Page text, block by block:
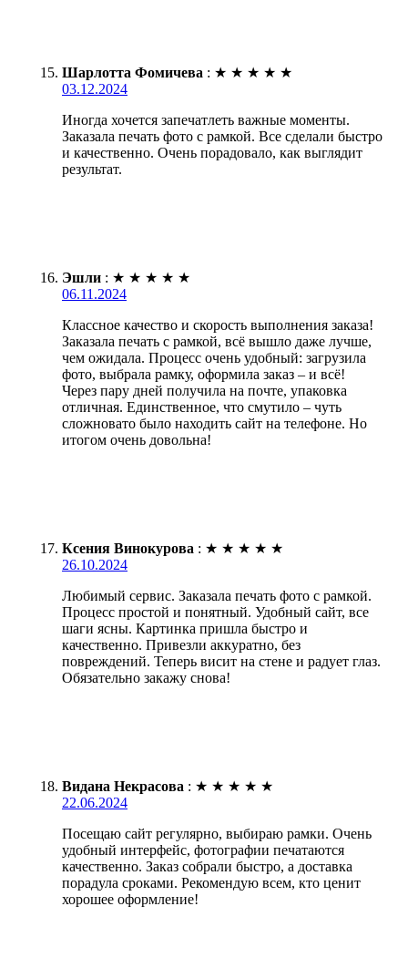
Шарлотта Фомичева : ★ ★ ★ ★ ★
03.12.2024
Иногда хочется запечатлеть важные моменты.
Заказала печать фото с рамкой. Все сделали быстро
и качественно. Очень порадовало, как выглядит
результат.
Эшли : ★ ★ ★ ★ ★
06.11.2024
Классное качество и скорость выполнения заказа!
Заказала печать с рамкой, всё вышло даже лучше,
чем ожидала. Процесс очень удобный: загрузила
фото, выбрала рамку, оформила заказ – и всё!
Через пару дней получила на почте, упаковка
отличная. Единственное, что смутило – чуть
сложновато было находить сайт на телефоне. Но
итогом очень довольна!
Ксения Винокурова : ★ ★ ★ ★ ★
26.10.2024
Любимый сервис. Заказала печать фото с рамкой.
Процесс простой и понятный. Удобный сайт, все
шаги ясны. Картинка пришла быстро и
качественно. Привезли аккуратно, без
повреждений. Теперь висит на стене и радует глаз.
Обязательно закажу снова!
Видана Некрасова : ★ ★ ★ ★ ★
22.06.2024
Посещаю сайт регулярно, выбираю рамки. Очень
удобный интерфейс, фотографии печатаются
качественно. Заказ собрали быстро, а доставка
порадула сроками. Рекомендую всем, кто ценит
хорошее оформление!